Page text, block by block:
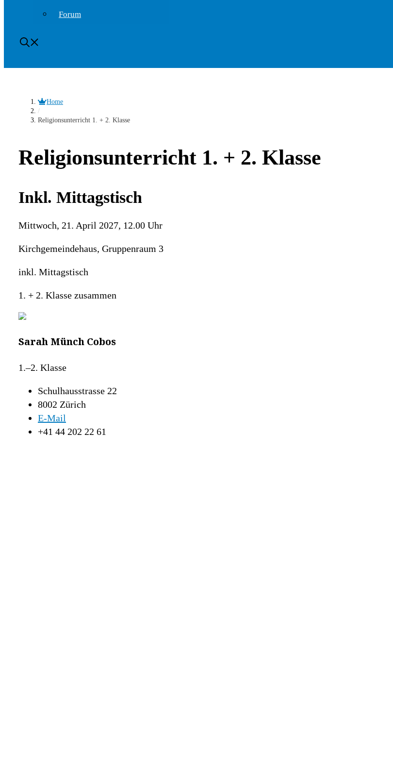
Forum
Home
/
Religionsunterricht 1. + 2. Klasse
Religionsunterricht 1. + 2. Klasse
Inkl. Mittagstisch
Mittwoch, 21. April 2027, 12.00 Uhr
Kirchgemeindehaus, Gruppenraum 3
inkl. Mittagstisch
1. + 2. Klasse zusammen
Sarah Münch Cobos
1.–2. Klasse
Schulhausstrasse 22
8002 Zürich
E-Mail
+41 44 202 22 61